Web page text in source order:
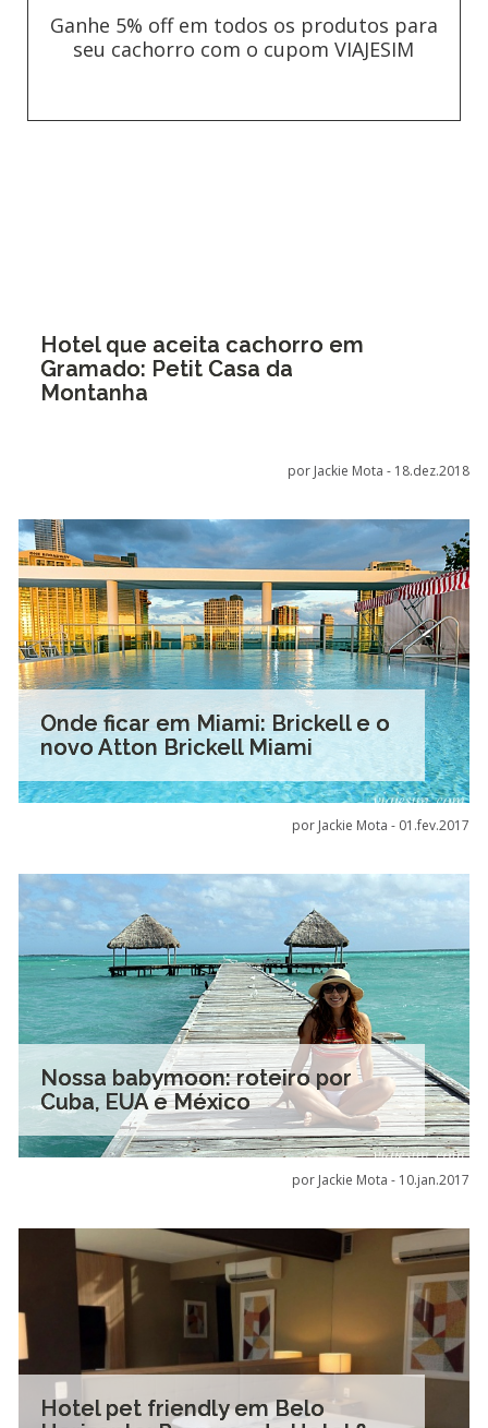
Ganhe 5% off em todos os produtos para
seu cachorro com o cupom VIAJESIM
Hotel que aceita cachorro em
Gramado: Petit Casa da
Montanha
por Jackie Mota - 18.dez.2018
Onde ficar em Miami: Brickell e o
novo Atton Brickell Miami
por Jackie Mota - 01.fev.2017
Nossa babymoon: roteiro por
Cuba, EUA e México
por Jackie Mota - 10.jan.2017
Hotel pet friendly em Belo